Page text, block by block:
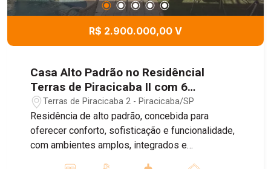
R$ 2.900.000,00 V
Casa Alto Padrão no Residêncial
Terras de Piracicaba II com 6
Domitórios sendo 4 Suítes, 674,55m² -
Piracicaba/SP
Terras de Piracicaba 2 - Piracicaba/SP
Residência de alto padrão, concebida para
oferecer conforto, sofisticação e funcionalidade,
com ambientes amplos, integrados e